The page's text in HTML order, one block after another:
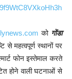
को गोंडा
से महत्वपूर्ण स्थानों पर
फोन इस्तेमाल करते
होने वाली घटनाओं से